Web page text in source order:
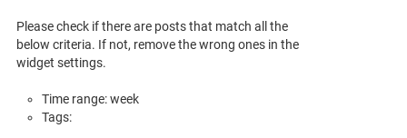
Please check if there are posts that match all the
below criteria. If not, remove the wrong ones in the
widget settings.
Time range: week
Tags: